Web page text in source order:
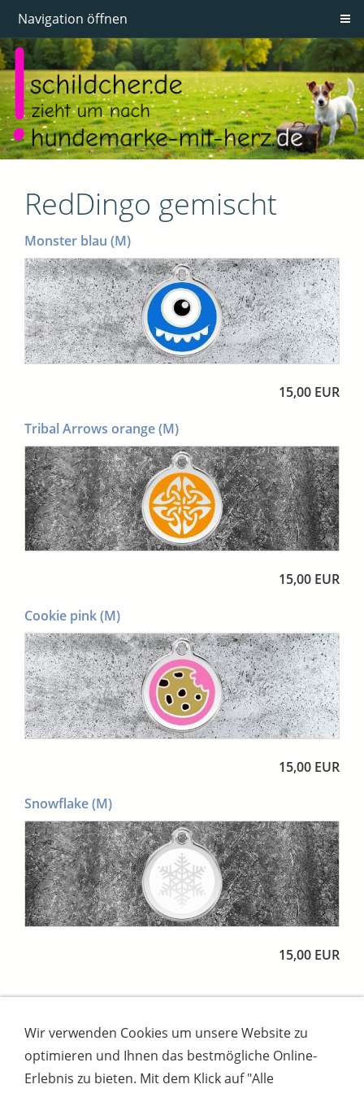
Navigation öffnen
RedDingo gemischt
Monster blau (M)
15,00 EUR
Tribal Arrows orange (M)
15,00 EUR
Cookie pink (M)
15,00 EUR
Snowflake (M)
15,00 EUR
Impressum AGB
Widerrufsbutton
Widerrufsrecht
Online-Streitschlichtung
Datenschutz
Versand
Bezahlsysteme
Wir verwenden Cookies um unsere Website zu
optimieren und Ihnen das bestmögliche Online-
Erlebnis zu bieten. Mit dem Klick auf "Alle